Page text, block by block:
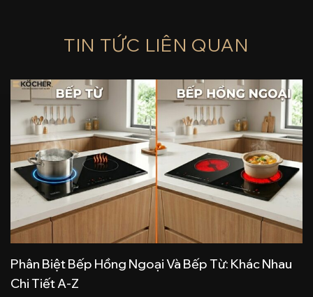
TIN TỨC LIÊN QUAN
Phân Biệt Bếp Hồng Ngoại Và Bếp Từ: Khác Nhau
Chi Tiết A-Z